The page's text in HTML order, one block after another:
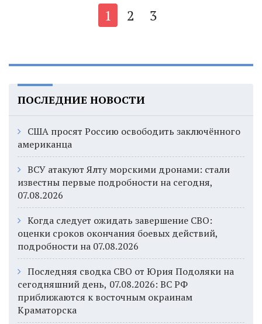
1 2 3
ПОСЛЕДНИЕ НОВОСТИ
США просят Россию освободить заключённого
американца
ВСУ атакуют Ялту морскими дронами: стали
известны первые подробности на сегодня,
07.08.2026
Когда следует ожидать завершение СВО:
оценки сроков окончания боевых действий,
подробности на 07.08.2026
Последняя сводка СВО от Юрия Подоляки на
сегодняшний день, 07.08.2026: ВС РФ
приближаются к восточным окраинам
Краматорска